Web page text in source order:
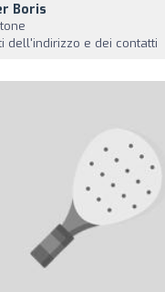
Boris
dell'indirizzo e dei contatti